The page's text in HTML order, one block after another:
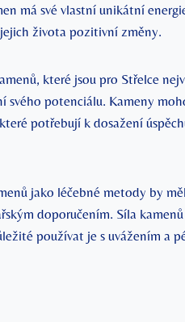
má své vlastní unikátní
života pozitivní změny.
které jsou pro Střelce
svého potenciálu. Kameny
potřebují k dosažení
jako léčebné metody by
doporučením. Síla
používat je s uvážením a